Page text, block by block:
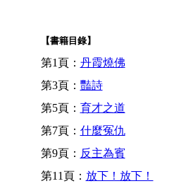
【書籍目錄】
第1頁： 丹霞燒佛
第3頁： 豔詩
第5頁： 育才之道
第7頁： 什麼冤仇
第9頁： 反主為賓
第11頁： 放下！放下！